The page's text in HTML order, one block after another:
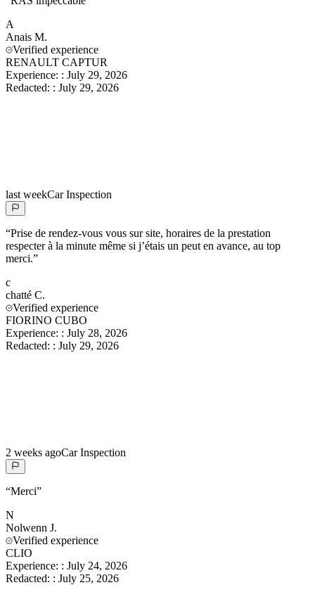
A
Anais M.
Verified experience
RENAULT CAPTUR
Experience: : July 29, 2026
Redacted: : July 29, 2026
last weekCar Inspection
“Prise de rendez-vous vous sur site, horaires de la prestation
respecter à la minute même si j’étais un peut en avance, au top
merci.”
c
chatté C.
Verified experience
FIORINO CUBO
Experience: : July 28, 2026
Redacted: : July 29, 2026
2 weeks agoCar Inspection
“Merci”
N
Nolwenn J.
Verified experience
CLIO
Experience: : July 24, 2026
Redacted: : July 25, 2026